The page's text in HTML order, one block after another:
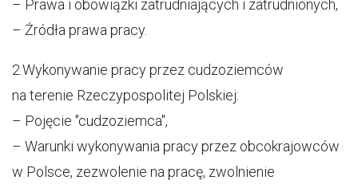
– Prawa i obowiązki zatrudniających i zatrudnionych,
– Źródła prawa pracy.
2.Wykonywanie pracy przez cudzoziemców
na terenie Rzeczypospolitej Polskiej:
– Pojęcie "cudzoziemca",
– Warunki wykonywania pracy przez obcokrajowców
w Polsce, zezwolenie na pracę, zwolnienie